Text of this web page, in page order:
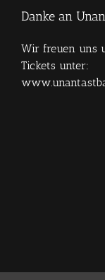
Danke an
Wir freuen uns
Tickets unter: